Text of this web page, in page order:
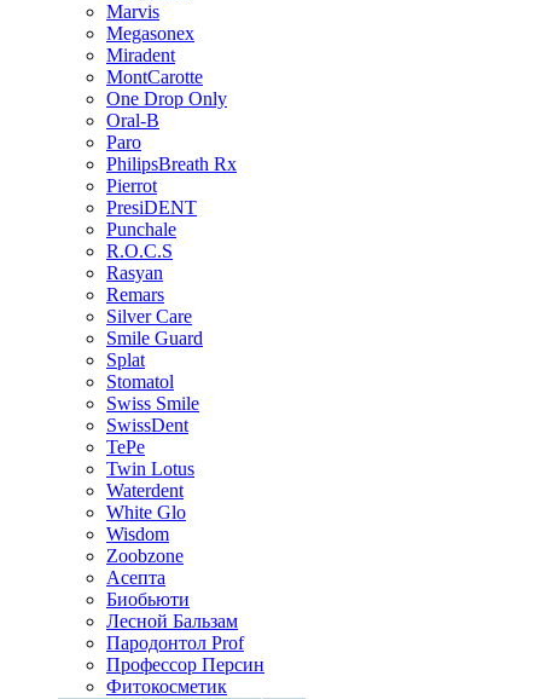
Marvis
Megasonex
Miradent
MontCarotte
One Drop Only
Oral-B
Paro
PhilipsBreath Rx
Pierrot
PresiDENT
Punchale
R.O.C.S
Rasyan
Remars
Silver Care
Smile Guard
Splat
Stomatol
Swiss Smile
SwissDent
TePe
Twin Lotus
Waterdent
White Glo
Wisdom
Zoobzone
Асепта
Биобьюти
Лесной Бальзам
Пародонтол Prof
Профессор Персин
Фитокосметик